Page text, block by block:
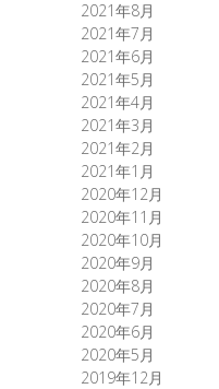
2021年8月
2021年7月
2021年6月
2021年5月
2021年4月
2021年3月
2021年2月
2021年1月
2020年12月
2020年11月
2020年10月
2020年9月
2020年8月
2020年7月
2020年6月
2020年5月
2019年12月